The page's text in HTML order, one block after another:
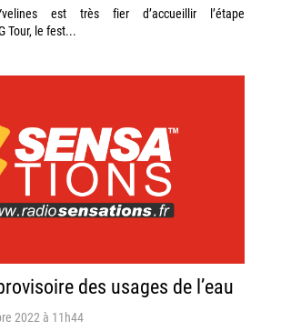
Yvelines est très fier d’accueillir l’étape
Tour, le fest...
des usages de l’eau
2022 à 11h44